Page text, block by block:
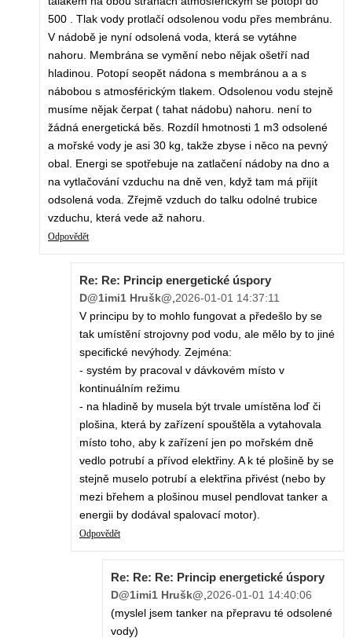
500 . Tlak vody protlačí odsolenou vodu přes membránu.
V nádobě je nyní odsolená voda, která se vytáhne
nahoru. Membrána se vymění nebo nějak ošetří nad
hladinou. Potopí seopět nádona s membránou a a s
nábobou s atmosférickým tlakem. Odsolenou vodu stejně
musíme nějak čerpat ( tahat nádobu) nahoru. není to
žádná energetická běs. Rozdíl hmotnosti 1 m3 odsolené
a mořské vody je asi 30 kg, takže zbyse i něco na pevný
obal. Energi se spotřebuje na zatlačení nádoby na dno a
na vytlačování vzduchu na dně ven, když tam má přijít
odsolená voda. Zřejmě vzduch do talku odolné trubice
vzduchu, která vede až nahoru.
Odpovědět
Re: Re: Princip energetické úspory
D@1imi1 Hrušk@ 2026-01-01 14:37:11
V principu by to mohlo fungovat a předešlo by se
tak umístění strojovny pod vodu, ale mělo by to jiné
specifické nevýhody. Zejména:
- systém by pracoval v dávkovém místo v
kontinuálním režimu
- na hladině by musela být trvale umístěna loď či
plošina, která by zařízení spouštěla a vytahovala
místo toho, aby k zařízení jen po mořském dně
vedlo potrubí a přívod elektřiny. A k té plošině by se
stejně muselo potrubí a elektřina přivést (nebo by
mezi břehem a plošinou musel pendlovat tanker a
energii by dodával spalovací motor).
Odpovědět
Re: Re: Re: Princip energetické úspory
D@1imi1 Hrušk@ 2026-01-01 14:40:06
(myslel jsem tanker na přepravu té odsolené
vody)